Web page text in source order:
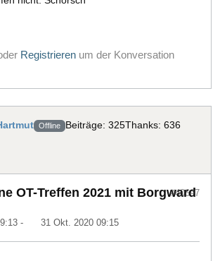
Registrieren um der Konversation
Offline Beiträge: 325Thanks: 636
OT-Treffen 2021 mit Borgward
- 31 Okt. 2020 09:15
#40697